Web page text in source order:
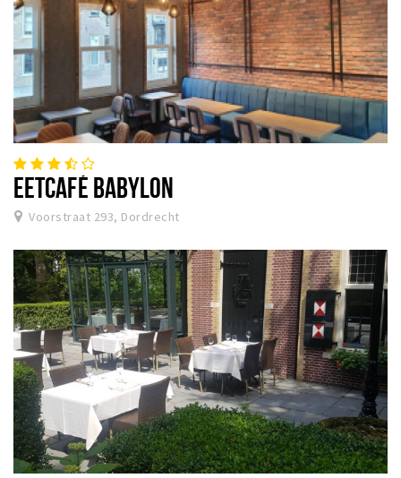
EETCAFÉ BABYLON
Voorstraat 293, Dordrecht